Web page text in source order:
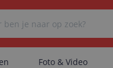
Foto & Video